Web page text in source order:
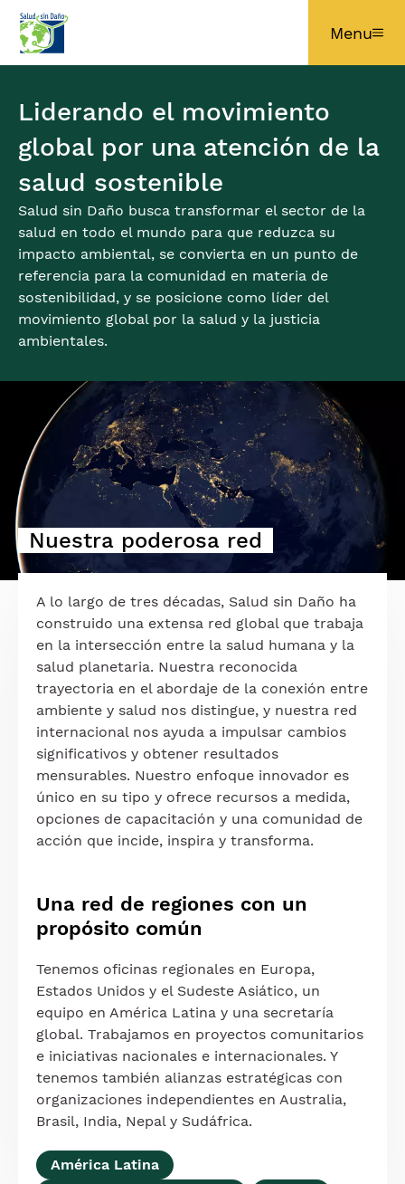
Pasar al contenido principal
Menu
Liderando el movimiento
global por una atención de la
salud sostenible
Salud sin Daño busca transformar el sector de la
salud en todo el mundo para que reduzca su
impacto ambiental, se convierta en un punto de
referencia para la comunidad en materia de
sostenibilidad, y se posicione como líder del
movimiento global por la salud y la justicia
ambientales.
Nuestra poderosa red
A lo largo de tres décadas, Salud sin Daño ha
construido una extensa red global que trabaja
en la intersección entre la salud humana y la
salud planetaria. Nuestra reconocida
trayectoria en el abordaje de la conexión entre
ambiente y salud nos distingue, y nuestra red
internacional nos ayuda a impulsar cambios
significativos y obtener resultados
mensurables. Nuestro enfoque innovador es
único en su tipo y ofrece recursos a medida,
opciones de capacitación y una comunidad de
acción que incide, inspira y transforma.
Una red de regiones con un
propósito común
Tenemos oficinas regionales en Europa,
Estados Unidos y el Sudeste Asiático, un
equipo en América Latina y una secretaría
global. Trabajamos en proyectos comunitarios
e iniciativas nacionales e internacionales. Y
tenemos también alianzas estratégicas con
organizaciones independientes en Australia,
Brasil, India, Nepal y Sudáfrica.
América Latina